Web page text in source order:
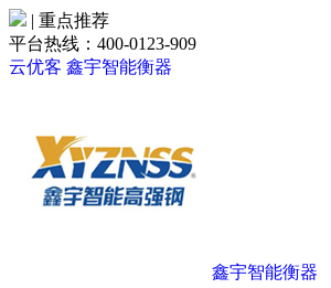
| 重点推荐
平台热线：400-0123-909
云优客 鑫宇智能衡器
鑫宇智能衡器